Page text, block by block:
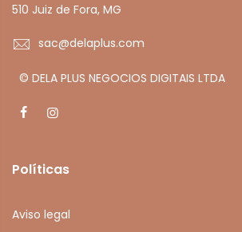
510 Juiz de Fora, MG
sac@delaplus.com
© DELA PLUS NEGOCIOS DIGITAIS LTDA
Políticas
Aviso legal